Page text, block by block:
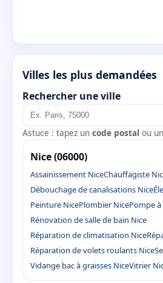
Villes les plus demandées
Rechercher une ville
Astuce : tapez un code postal ou un
Nice (06000)
Assainissement NiceChauffagiste
Débouchage de canalisations Nice
Peinture NicePlombier NicePompe
Rénovation de salle de bain Nice
Réparation de climatisation Nice
Réparation de volets roulants Nice
Vidange bac à graisses NiceVitrier